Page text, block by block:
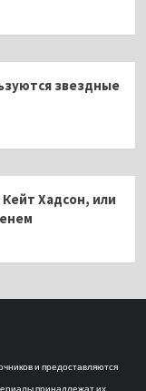
звездные
Хадсон, или
и предоставляются
принадлежат их